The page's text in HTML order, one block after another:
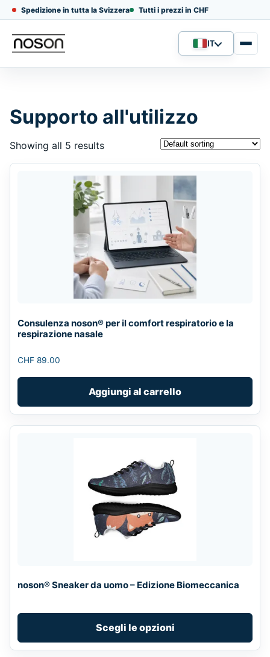
Spedizione in tutta la Svizzera Tutti i prezzi in CHF
Lingua
IT
Supporto all'utilizzo
Showing all 5 results
Consulenza noson® per il comfort respiratorio e la
respirazione nasale
CHF 89.00
Aggiungi al carrello
noson® Sneaker da uomo – Edizione Biomeccanica
Scegli le opzioni
on